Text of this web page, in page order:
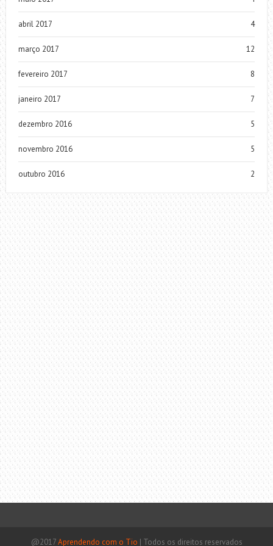
abril 2017 4
março 2017 12
fevereiro 2017 8
janeiro 2017 7
dezembro 2016 5
novembro 2016 5
outubro 2016 2
@2017Aprendendo com o Tio | Todos os direitos reservados